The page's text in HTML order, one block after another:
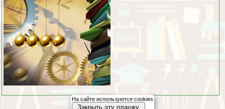
На сайте используются cookies
Закрыть эту плашку